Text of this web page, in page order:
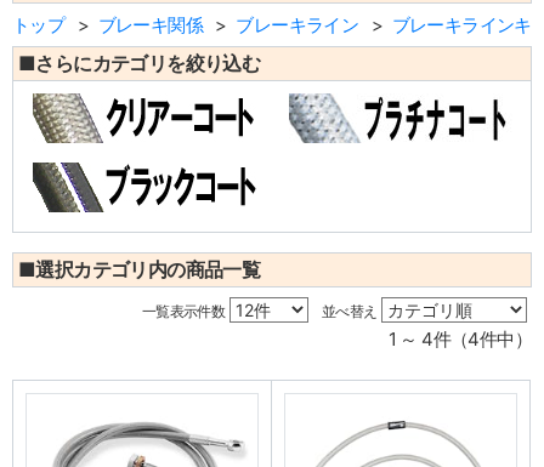
トップ ブレーキ関係 ブレーキライン ブレーキラインキ
■さらにカテゴリを絞り込む
■選択カテゴリ内の商品一覧
一覧表示件数 並べ替え
1 ～ 4件（4件中）